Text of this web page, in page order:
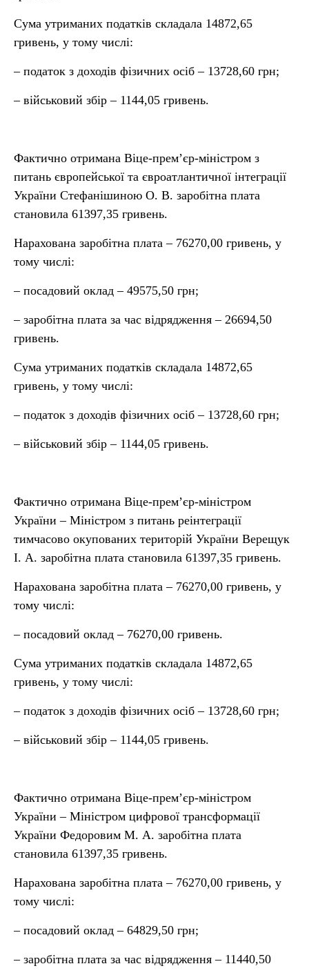
Сума утриманих податків складала 14872,65
гривень, у тому числі:
– податок з доходів фізичних осіб – 13728,60 грн;
– військовий збір – 1144,05 гривень.
Фактично отримана Віце-прем’єр-міністром з
питань європейської та євроатлантичної інтеграції
України Стефанішиною О. В. заробітна плата
становила 61397,35 гривень.
Нарахована заробітна плата – 76270,00 гривень, у
тому числі:
– посадовий оклад – 49575,50 грн;
– заробітна плата за час відрядження – 26694,50
гривень.
Сума утриманих податків складала 14872,65
гривень, у тому числі:
– податок з доходів фізичних осіб – 13728,60 грн;
– військовий збір – 1144,05 гривень.
Фактично отримана Віце-прем’єр-міністром
України – Міністром з питань реінтеграції
тимчасово окупованих територій України Верещук
І. А. заробітна плата становила 61397,35 гривень.
Нарахована заробітна плата – 76270,00 гривень, у
тому числі:
– посадовий оклад – 76270,00 гривень.
Сума утриманих податків складала 14872,65
гривень, у тому числі:
– податок з доходів фізичних осіб – 13728,60 грн;
– військовий збір – 1144,05 гривень.
Фактично отримана Віце-прем’єр-міністром
України – Міністром цифрової трансформації
України Федоровим М. А. заробітна плата
становила 61397,35 гривень.
Нарахована заробітна плата – 76270,00 гривень, у
тому числі:
– посадовий оклад – 64829,50 грн;
– заробітна плата за час відрядження – 11440,50